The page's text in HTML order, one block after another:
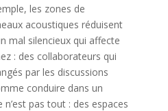
les zones de
acoustiques réduisent
mal silencieux qui affecte
: des collaborateurs qui
par les discussions
conduire dans un
pas tout : des espaces